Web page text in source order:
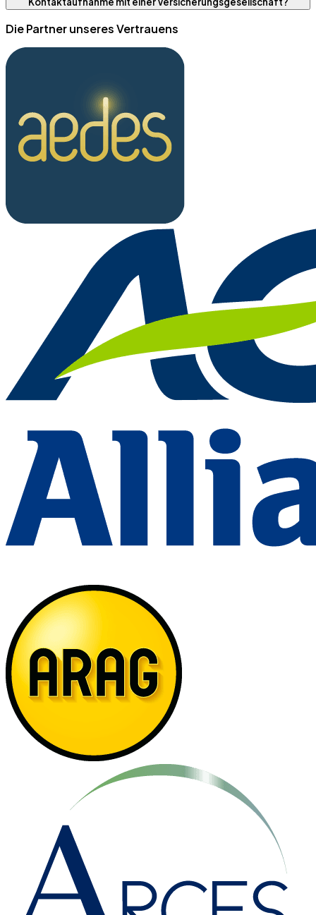
Die Partner unseres Vertrauens